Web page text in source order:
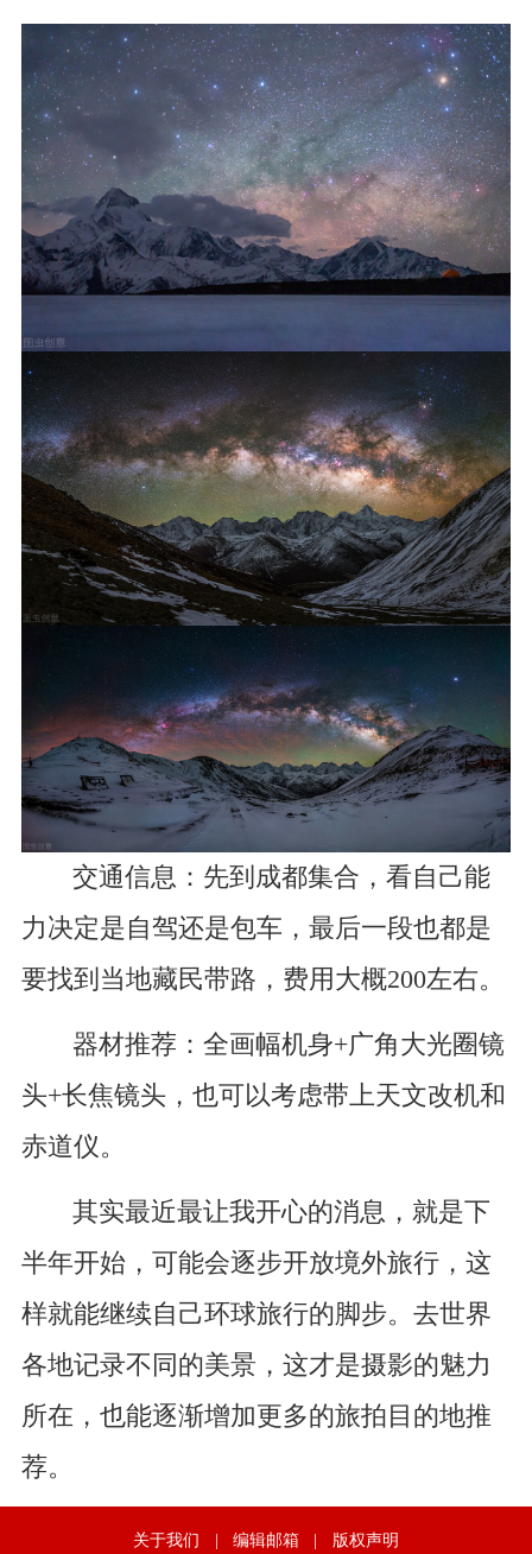
交通信息：先到成都集合，看自己能
力决定是自驾还是包车，最后一段也都是
要找到当地藏民带路，费用大概200左右。
器材推荐：全画幅机身+广角大光圈镜
头+长焦镜头，也可以考虑带上天文改机和
赤道仪。
其实最近最让我开心的消息，就是下
半年开始，可能会逐步开放境外旅行，这
样就能继续自己环球旅行的脚步。去世界
各地记录不同的美景，这才是摄影的魅力
所在，也能逐渐增加更多的旅拍目的地推
荐。
关于我们 | 编辑邮箱 | 版权声明